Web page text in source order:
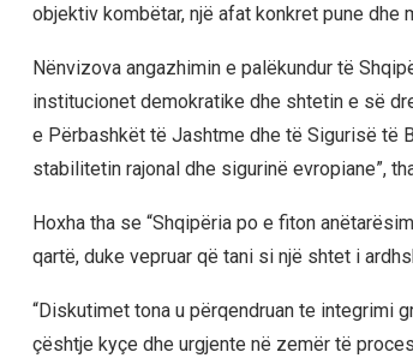
objektiv kombëtar, një afat konkret pune dhe
Nënvizova angazhimin e palëkundur të
institucionet demokratike dhe shtetin e së
e Përbashkët të Jashtme dhe të Sigurisë të
stabilitetin rajonal dhe sigurinë evropiane”,
Hoxha tha se “Shqipëria po e fiton
qartë, duke vepruar që tani si një shtet i
“Diskutimet tona u përqendruan te integrimi
çështje kyçe dhe urgjente në zemër të